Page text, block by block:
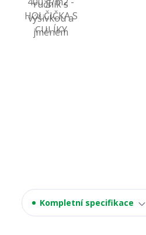
Kompletní specifikace